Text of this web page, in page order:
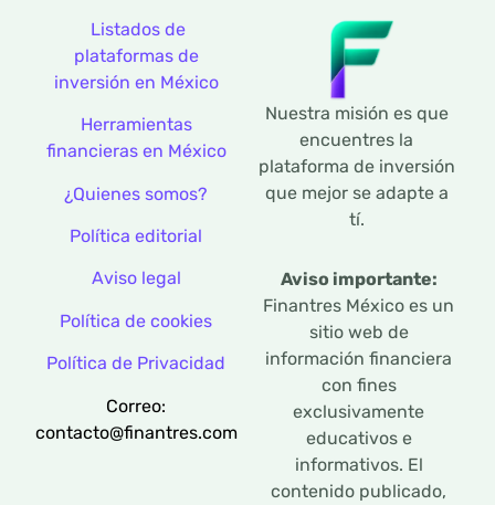
Nuestra misión es que
encuentres la
plataforma de inversión
que mejor se adapte a
tí.
Aviso importante:
Finantres México es un
sitio web de
información financiera
con fines
exclusivamente
educativos e
informativos. El
contenido publicado,
Listados de
plataformas de
inversión en México
Herramientas
financieras en México
¿Quienes somos?
Política editorial
Aviso legal
Política de cookies
Política de Privacidad
Correo:
contacto@finantres.com